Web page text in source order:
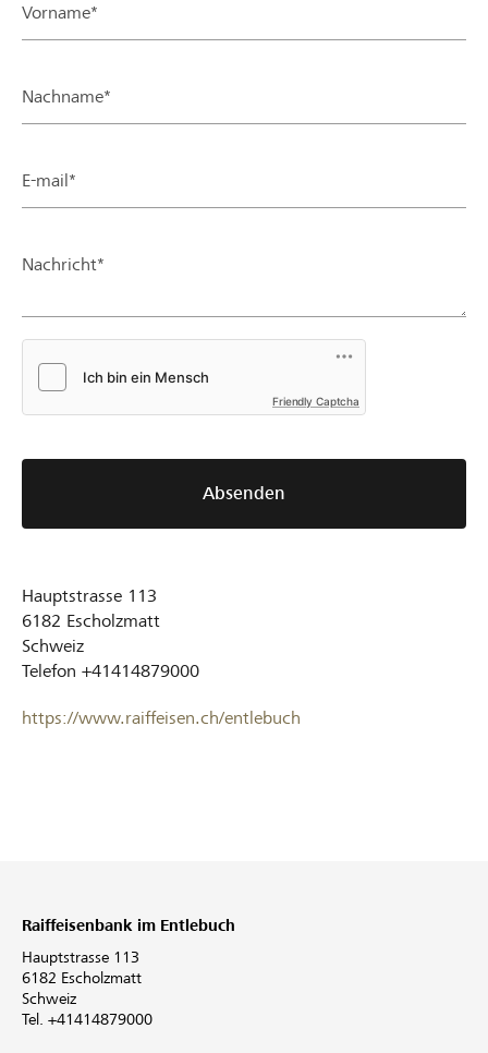
Vorname*
Nachname*
E-mail*
Nachricht*
Friendly Captcha
Absenden
Hauptstrasse 113
6182 Escholzmatt
Schweiz
Telefon +41414879000
https://www.raiffeisen.ch/entlebuch
Raiffeisenbank im Entlebuch
Hauptstrasse 113
6182 Escholzmatt
Schweiz
Tel. +41414879000